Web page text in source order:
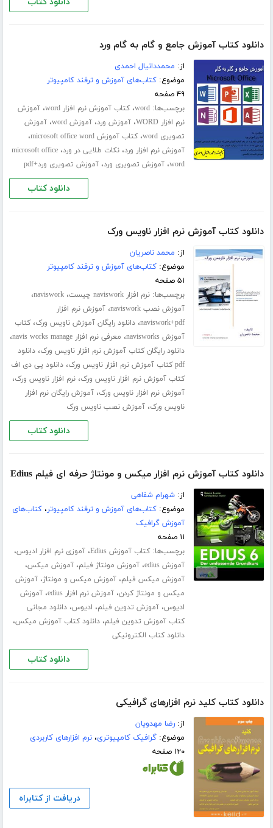
دانلود کتاب آموزش جامع و گام به گام ورد
از: محمددانیال احمدی
موضوع:کتاب‌های آموزش و ترفند کامپیوتر
۴۹ صفحه
برچسب‌ها:word،کتاب آموزش نرم افزار word ،آموزش
نرم افزار WORD
،آموزش ورد،آموزش word ،آموزش
تصویری word
،کتاب آموزش microsoft office word ،
آموزش نرم افزار ورد،نکات طلایی در ورد،microsoft office
word،آموزش تصویری ورد،آموزش تصویری ورد+pdf
دانلود کتاب
دانلود کتاب آموزش نرم افزار ناویس ورک
از: محمد ناصریان
موضوع:کتاب‌های آموزش و ترفند کامپیوتر
۵۱ صفحه
برچسب‌ها:نرم افزار naviswork چیست ،naviswork،
آموزش نصب naviswork ،آموزش نرم افزار
naviswork+pdf،دانلود رایگان آموزش ناویس ورک،کتاب
آموزش navisworks
، معرفی نرم افزار navis works manage ،
دانلود رایگان کتاب آموزش نرم افزار ناویس ورک،دانلود
pdf کتاب آموزش نرم افزار ناویس ورک
،دانلود پی دی اف
کتاب آموزش نرم افزار ناویس ورک،نرم افزار ناویس ورک،
آموزش نرم افزار ناویس ورک،آموزش رایگان نرم افزار
ناویس ورک،آموزش نصب ناویس ورک
دانلود کتاب
دانلود کتاب آموزش نرم افزار میکس و مونتاژ حرفه ای فیلم Edius
از:شهرام شفاهی
موضوع:کتاب‌های آموزش و ترفند کامپیوتر،کتاب‌های
آموزش گرافیک
۱۱ صفحه
برچسب‌ها:کتاب آموزش Edius ،آموزی نرم افزار ادیوس،
آموزش edius ،آموزش مونتاژ فیلم،آموزش میکس،
آموزش میکس فیلم،آموزش میکس و مونتاژ،آموزش
میکس و مونتاژ کردن،آموزش نرم افزار edius ،آموزش
ادیوس،آموزش تدوین فیلم، ادیوس،دانلود مجانی
کتاب آموزش تدوین فیلم،دانلود کتاب آموزش میکس،
دانلود کتاب الکترونیکی
دانلود کتاب
دانلود کتاب کلید نرم افزارهای گرافیکی
از:رضا مهدویان
موضوع:گرافیک کامپیوتری،نرم افزارهای کاربردی
۱۲۰ صفحه
دریافت از کتابراه